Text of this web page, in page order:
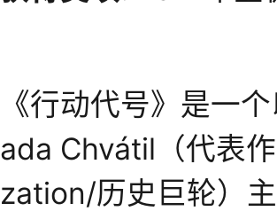
《行动代号》是一
ada Chvátil（代表
zation/历史巨轮）